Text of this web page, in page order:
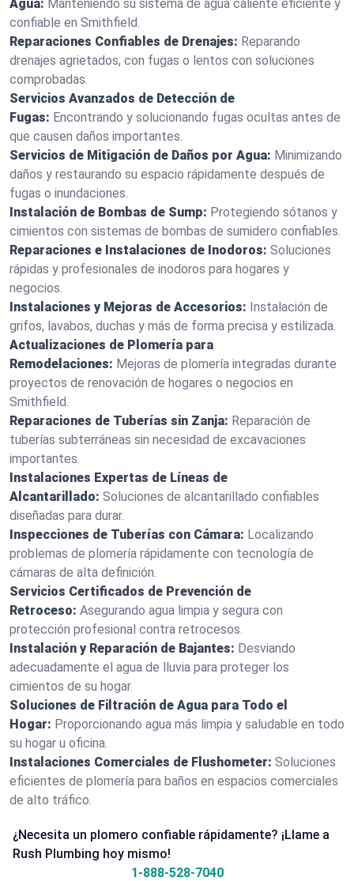
Agua: Manteniendo su sistema de agua caliente eficiente y
confiable en Smithfield.
Reparaciones Confiables de Drenajes: Reparando
drenajes agrietados, con fugas o lentos con soluciones
comprobadas.
Servicios Avanzados de Detección de
Fugas: Encontrando y solucionando fugas ocultas antes de
que causen daños importantes.
Servicios de Mitigación de Daños por Agua: Minimizando
daños y restaurando su espacio rápidamente después de
fugas o inundaciones.
Instalación de Bombas de Sump: Protegiendo sótanos y
cimientos con sistemas de bombas de sumidero confiables.
Reparaciones e Instalaciones de Inodoros: Soluciones
rápidas y profesionales de inodoros para hogares y
negocios.
Instalaciones y Mejoras de Accesorios: Instalación de
grifos, lavabos, duchas y más de forma precisa y estilizada.
Actualizaciones de Plomería para
Remodelaciones: Mejoras de plomería integradas durante
proyectos de renovación de hogares o negocios en
Smithfield.
Reparaciones de Tuberías sin Zanja: Reparación de
tuberías subterráneas sin necesidad de excavaciones
importantes.
Instalaciones Expertas de Líneas de
Alcantarillado: Soluciones de alcantarillado confiables
diseñadas para durar.
Inspecciones de Tuberías con Cámara: Localizando
problemas de plomería rápidamente con tecnología de
cámaras de alta definición.
Servicios Certificados de Prevención de
Retroceso: Asegurando agua limpia y segura con
protección profesional contra retrocesos.
Instalación y Reparación de Bajantes: Desviando
adecuadamente el agua de lluvia para proteger los
cimientos de su hogar.
Soluciones de Filtración de Agua para Todo el
Hogar: Proporcionando agua más limpia y saludable en todo
su hogar u oficina.
Instalaciones Comerciales de Flushometer: Soluciones
eficientes de plomería para baños en espacios comerciales
de alto tráfico.
¿Necesita un plomero confiable rápidamente? ¡Llame a
Rush Plumbing hoy mismo!
1-888-528-7040